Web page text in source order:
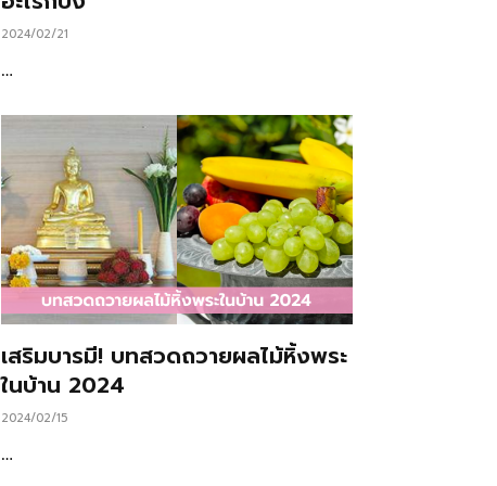
2024/02/21
…
เสริมบารมี! บทสวดถวายผลไม้หิ้งพระ
ในบ้าน 2024
2024/02/15
…